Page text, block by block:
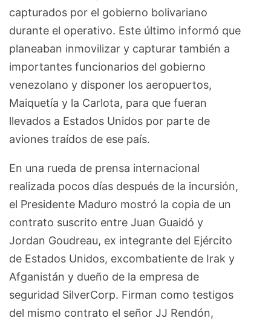
capturados por el gobierno bolivariano
durante el operativo. Este último informó que
planeaban inmovilizar y capturar también a
importantes funcionarios del gobierno
venezolano y disponer los aeropuertos,
Maiquetía y la Carlota, para que fueran
llevados a Estados Unidos por parte de
aviones traídos de ese país.
En una rueda de prensa internacional
realizada pocos días después de la incursión,
el Presidente Maduro mostró la copia de un
contrato suscrito entre Juan Guaidó y
Jordan Goudreau, ex integrante del Ejército
de Estados Unidos, excombatiente de Irak y
Afganistán y dueño de la empresa de
seguridad SilverCorp. Firman como testigos
del mismo contrato el señor JJ Rendón,